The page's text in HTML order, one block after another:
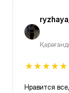
ryzhaya_
Нравится